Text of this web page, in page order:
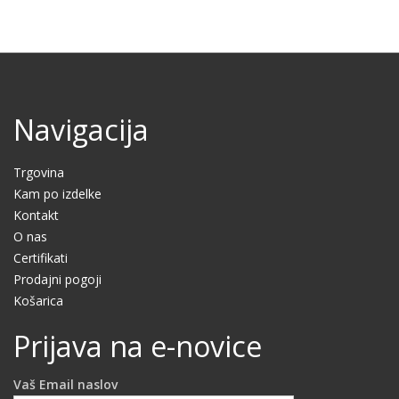
Navigacija
Trgovina
Kam po izdelke
Kontakt
O nas
Certifikati
Prodajni pogoji
Košarica
Prijava na e-novice
Vaš Email naslov